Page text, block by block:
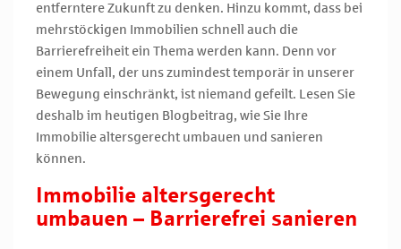
entferntere Zukunft zu denken. Hinzu kommt, dass bei
mehrstöckigen Immobilien schnell auch die
Barrierefreiheit ein Thema werden kann. Denn vor
einem Unfall, der uns zumindest temporär in unserer
Bewegung einschränkt, ist niemand gefeilt. Lesen Sie
deshalb im heutigen Blogbeitrag, wie Sie Ihre
Immobilie altersgerecht umbauen und sanieren
können.
Immobilie altersgerecht
umbauen – Barrierefrei sanieren